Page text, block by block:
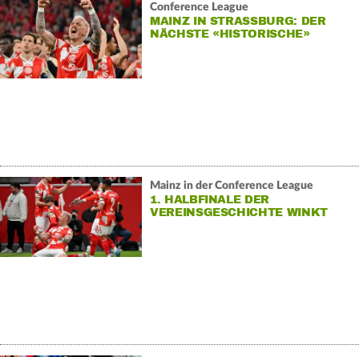
Conference League
MAINZ IN STRASSBURG: DER N
ÄCHSTE «HISTORISCHE» S
Mainz in der Conference League
1. HALBFINALE DER
VEREINSGESCHICHTE WINKT